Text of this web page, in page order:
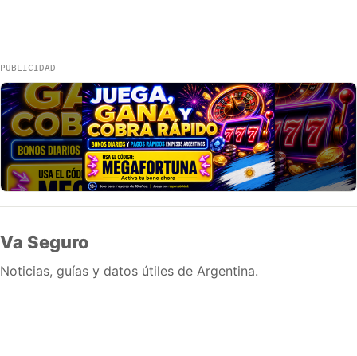
PUBLICIDAD
Va Seguro
Noticias, guías y datos útiles de Argentina.